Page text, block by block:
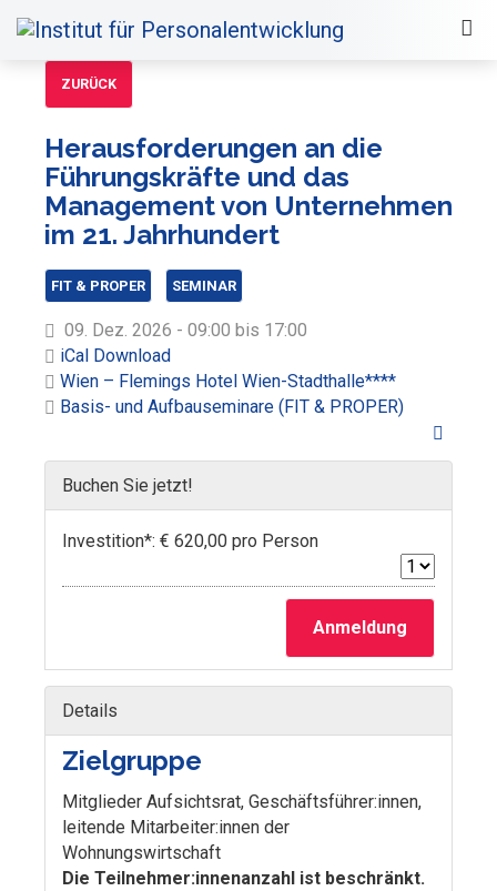
ZURÜCK
Herausforderungen an die
Führungskräfte und das
Management von Unternehmen
im 21. Jahrhundert
FIT & PROPER SEMINAR
09. Dez. 2026 - 09:00 bis 17:00
iCal Download
Wien – Flemings Hotel Wien-Stadthalle****
Basis- und Aufbauseminare (FIT & PROPER)
Buchen Sie jetzt!
Investition*: € 620,00 pro Person
Anmeldung
Details
Zielgruppe
Mitglieder Aufsichtsrat, Geschäftsführer:innen,
leitende Mitarbeiter:innen der
Wohnungswirtschaft
Die Teilnehmer:innenanzahl ist beschränkt.